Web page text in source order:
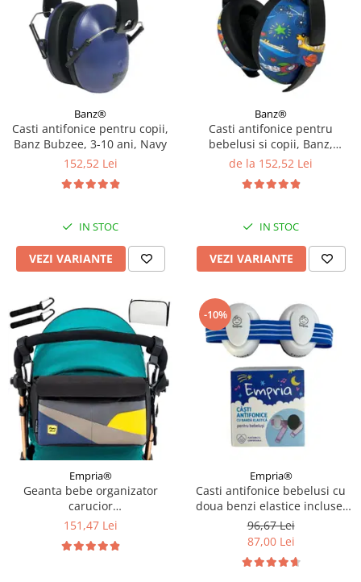
Banz®
Casti antifonice pentru copii,
Banz Bubzee, 3-10 ani, Navy
152,52 Lei
IN STOC
VEZI VARIANTE
Banz®
Casti antifonice pentru
bebelusi si copii, Banz,
Bubzee, 3-36 luni, Diverse
de la 152,52 Lei
IN STOC
VEZI VARIANTE
Empria®
Geanta bebe organizator
carucior
bebelusi, 36x21x11 cm
151,47 Lei
-10%
Empria®
Casti antifonice bebelusi cu
doua benzi elastice incluse,
roz si albastru, Empria
96,67 Lei
87,00 Lei